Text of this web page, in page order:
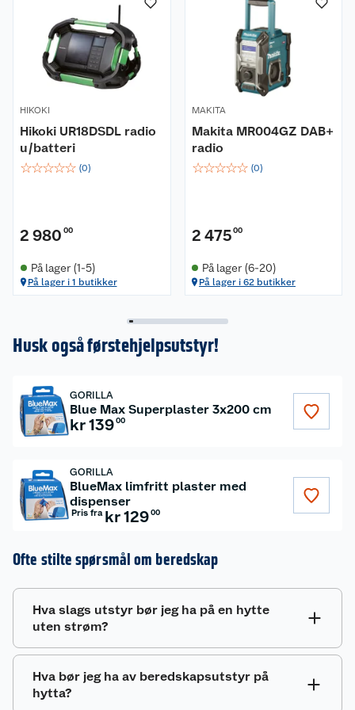
HIKOKI
Hikoki UR18DSDL radio
u/batteri
☆☆☆☆☆ (0)
2 980 00
På lager (1-5)
På lager i 1 butikker
MAKITA
Makita MR004GZ DAB+
radio
☆☆☆☆☆ (0)
2 475 00
På lager (6-20)
På lager i 62 butikker
Husk også førstehjelpsutstyr!
GORILLA
Blue Max Superplaster 3x200 cm
kr 13900
GORILLA
BlueMax limfritt plaster med
dispenser
Pris fra kr 12900
Ofte stilte spørsmål om beredskap
Hva slags utstyr bør jeg ha på en hytte
uten strøm?
På en strømløs hytte er det lurt å ha solceller,
gassapparater, gasskjøleskap, LED-lamper,
Hva bør jeg ha av beredskapsutstyr på
hytta?